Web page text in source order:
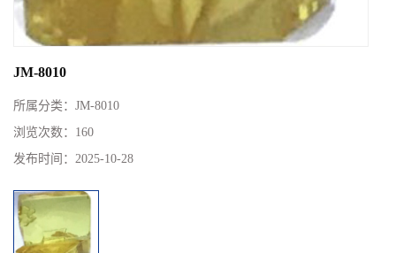
JM-8010
所属分类： JM-8010
浏览次数： 160
发布时间： 2025-10-28